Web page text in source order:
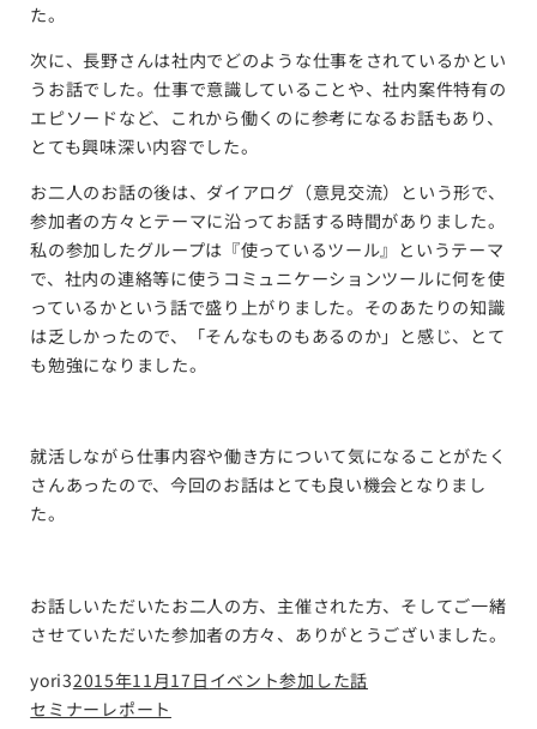
た。
次に、長野さんは社内でどのような仕事をされているかとい
うお話でした。仕事で意識していることや、社内案件特有の
エピソードなど、これから働くのに参考になるお話もあり、
とても興味深い内容でした。
お二人のお話の後は、ダイアログ（意見交流）という形で、
参加者の方々とテーマに沿ってお話する時間がありました。
私の参加したグループは『使っているツール』というテーマ
で、社内の連絡等に使うコミュニケーションツールに何を使
っているかという話で盛り上がりました。そのあたりの知識
は乏しかったので、「そんなものもあるのか」と感じ、とて
も勉強になりました。
就活しながら仕事内容や働き方について気になることがたく
さんあったので、今回のお話はとても良い機会となりまし
た。
お話しいただいたお二人の方、主催された方、そしてご一緒
させていただいた参加者の方々、ありがとうございました。
yori32015年11月17日 イベント参加した話
セミナーレポート